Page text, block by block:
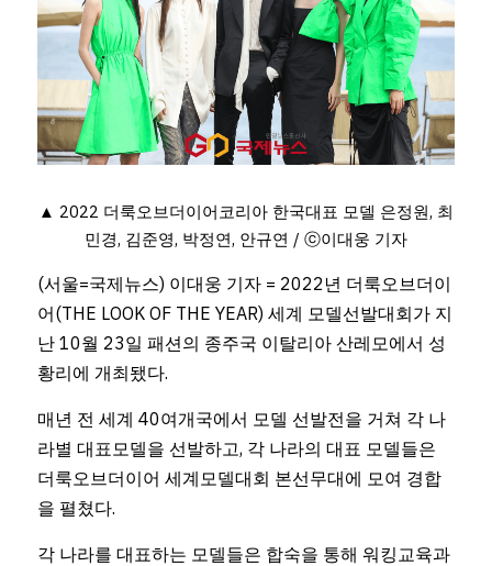
▲ 2022 더룩오브더이어코리아 한국대표 모델 은정원, 최
민경, 김준영, 박정연, 안규연 / ⓒ이대웅 기자
(서울=국제뉴스) 이대웅 기자 = 2022년 더룩오브더이
어(THE LOOK OF THE YEAR) 세계 모델선발대회가 지
난 10월 23일 패션의 종주국 이탈리아 산레모에서 성
황리에 개최됐다.
매년 전 세계 40여개국에서 모델 선발전을 거쳐 각 나
라별 대표모델을 선발하고, 각 나라의 대표 모델들은
더룩오브더이어 세계모델대회 본선무대에 모여 경합
을 펼쳤다.
각 나라를 대표하는 모델들은 합숙을 통해 워킹교육과